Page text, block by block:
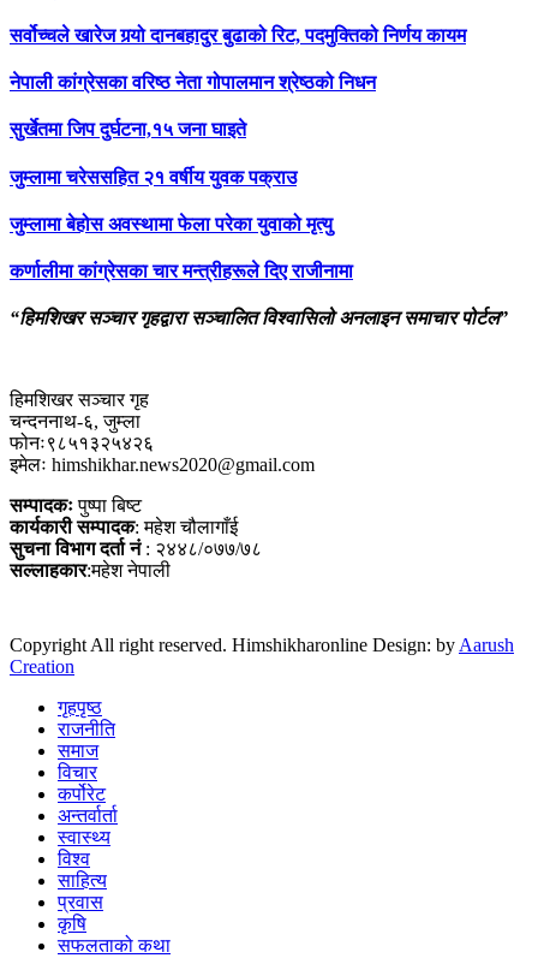
सर्वोच्चले खारेज गर्‍यो दानबहादुर बुढाको रिट, पदमुक्तिको निर्णय कायम
नेपाली कांग्रेसका वरिष्ठ नेता गोपालमान श्रेष्ठको निधन
सुर्खेतमा जिप दुर्घटना,१५ जना घाइते
जुम्लामा चरेससहित २१ वर्षीय युवक पक्राउ
जुम्लामा बेहोस अवस्थामा फेला परेका युवाको मृत्यु
कर्णालीमा कांग्रेसका चार मन्त्रीहरूले दिए राजीनामा
“हिमशिखर सञ्चार गृहद्वारा सञ्चालित विश्वासिलो अनलाइन समाचार पोर्टल”
हिमशिखर सञ्चार गृह
चन्दननाथ-६, जुम्ला
फोनः९८५१३२५४२६
इमेलः himshikhar.news2020@gmail.com
सम्पादकःपुष्पा बिष्ट
कार्यकारी सम्पादक: महेश चौलागाँई
सुचना विभाग दर्ता नं: २४४८/०७७/७८
सल्लाहकार:महेश नेपाली
Copyright All right reserved. Himshikharonline Design: byAarush
Creation
गृहपृष्ठ
राजनीति
समाज
विचार
कर्पोरेट
अन्तर्वार्ता
स्वास्थ्य
विश्व
साहित्य
प्रवास
कृषि
सफलताको कथा